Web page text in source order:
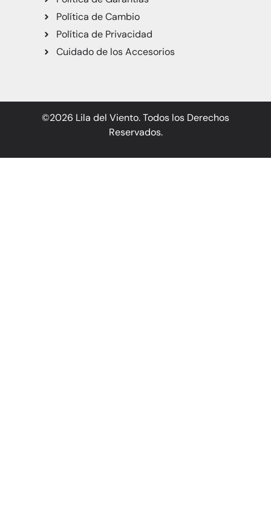
Política de Cambio
Política de Privacidad
Cuidado de los Accesorios
©2026 Lila del Viento. Todos los Derechos
Reservados.